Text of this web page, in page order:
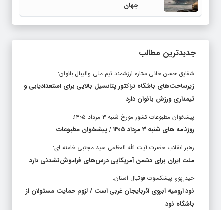
جهان
جدیدترین مطالب
شقایق حسن خانی ستاره ارزشمند تیم ملی والیبال بانوان:
زیرساخت‌های باشگاه تراکتور پتانسیل بالایی برای استعدادیابی و
تیمداری ورزش بانوان دارد
پیشخوان مطبوعات کشور مورخ شنبه ۳ مرداد ۱۴۰۵؛
روزنامه های شنبه ۳ مرداد ۱۴۰۵ / پیشخوان مطبوعات
رهبر انقلاب حضرت آیت الله العظمی سید مجتبی خامنه ای:
ملت ایران برای دشمن آمریکایی درس‌های فراموش‌نشدنی دارد
حیدرپور، پیشکسوت فوتبال استان:
نود ارومیه آبروی آذربایجان غربی است / لزوم حمایت مسئولان از
باشگاه نود